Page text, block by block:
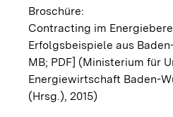
Broschüre:
Contracting im
Erfolgsbeispiele aus
MB; PDF] (Ministerium für
Energiewirtschaft Baden-
(Hrsg.), 2015)